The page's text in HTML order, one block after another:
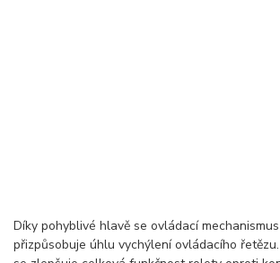
Díky pohyblivé hlavě se ovládací
přizpůsobuje úhlu vychýlení ovládacího